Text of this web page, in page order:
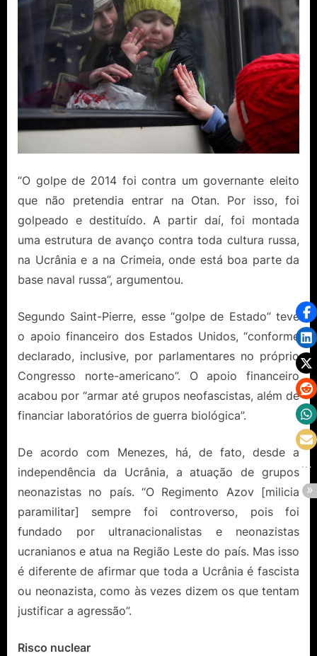
“O golpe de 2014 foi contra um governante eleito
que não pretendia entrar na Otan. Por isso, foi
golpeado e destituído. A partir daí, foi montada
uma estrutura de avanço contra toda cultura russa,
na Ucrânia e a na Crimeia, onde está boa parte da
base naval russa”, argumentou.
Segundo Saint-Pierre, esse “golpe de Estado” teve
o apoio financeiro dos Estados Unidos, “conforme
declarado, inclusive, por parlamentares no próprio
Congresso norte-americano”. O apoio financeiro
acabou por “armar até grupos neofascistas, além de
financiar laboratórios de guerra biológica”.
De acordo com Menezes, há, de fato, desde a
independência da Ucrânia, a atuação de grupos
neonazistas no país. “O Regimento Azov [milicia
paramilitar] sempre foi controverso, pois foi
fundado por ultranacionalistas e neonazistas
ucranianos e atua na Região Leste do país. Mas isso
é diferente de afirmar que toda a Ucrânia é fascista
ou neonazista, como às vezes dizem os que tentam
justificar a agressão”.
Risco nuclear